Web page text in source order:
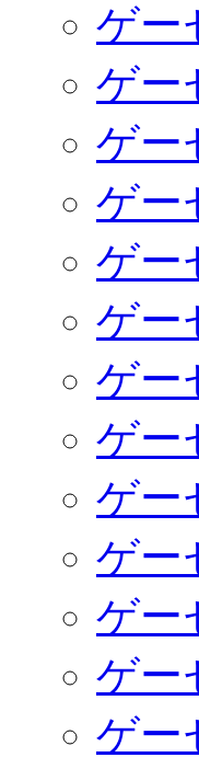
ゲー
ゲー
ゲー
ゲー
ゲー
ゲー
ゲー
ゲー
ゲー
ゲー
ゲー
ゲー
ゲー